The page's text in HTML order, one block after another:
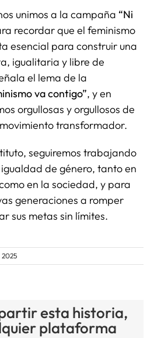
unimos a la campaña “Ni
recordar que el feminismo
esencial para construir una
igualitaria y libre de
el lema de la
va contigo”, y en
orgullosas y orgullosos de
transformador.
seguiremos trabajando
de género, tanto en
en la sociedad, y para
generaciones a romper
sus metas sin límites.
2025
esta historia,
plataforma